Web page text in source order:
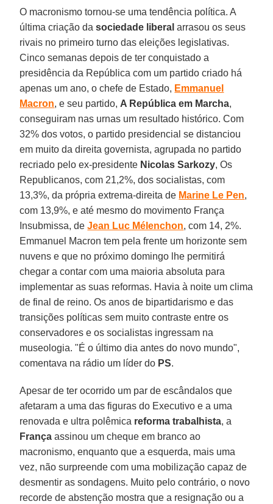
O macronismo tornou-se uma tendência política. A
última criação dasociedade liberal arrasou os seus
rivais no primeiro turno das eleições legislativas.
Cinco semanas depois de ter conquistado a
presidência da República com um partido criado há
apenas um ano, o chefe de Estado, Emmanuel
Macron, e seu partido, A República em Marcha,
conseguiram nas urnas um resultado histórico. Com
32% dos votos, o partido presidencial se distanciou
em muito da direita governista, agrupada no partido
recriado pelo ex-presidente Nicolas Sarkozy, Os
Republicanos, com 21,2%, dos socialistas, com
13,3%, da própria extrema-direita de Marine Le Pen,
com 13,9%, e até mesmo do movimento França
Insubmissa, deJean Luc Mélenchon, com 14, 2%.
Emmanuel Macron tem pela frente um horizonte sem
nuvens e que no próximo domingo lhe permitirá
chegar a contar com uma maioria absoluta para
implementar as suas reformas. Havia à noite um clima
de final de reino. Os anos de bipartidarismo e das
transições políticas sem muito contraste entre os
conservadores e os socialistas ingressam na
museologia. "É o último dia antes do novo mundo",
comentava na rádio um líder do PS.
Apesar de ter ocorrido um par de escândalos que
afetaram a uma das figuras do Executivo e a uma
renovada e ultra polêmica reforma trabalhista, a
França assinou um cheque em branco ao
macronismo, enquanto que a esquerda, mais uma
vez, não surpreende com uma mobilização capaz de
desmentir as sondagens. Muito pelo contrário, o novo
recorde de abstenção mostra que a resignação ou a